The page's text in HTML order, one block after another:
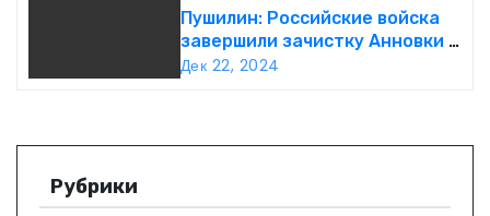
а
Пушилин: Российские войска
завершили зачистку Анновки в
ДНР
Дек 22, 2024
Рубрики